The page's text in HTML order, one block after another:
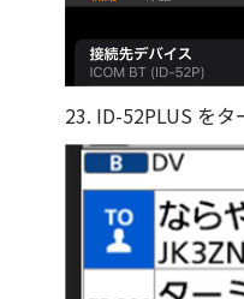
23. ID-52PLUS をタ